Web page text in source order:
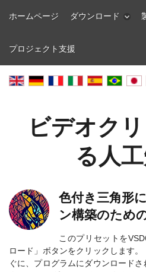
ホームページ ダウンロード
プロジェクト支援
ビデオク
る人
色付き三角形
ン構築のため
このプリセットを
ロード」ボタンをクリックします
ぐに、プログラムにダウンロード